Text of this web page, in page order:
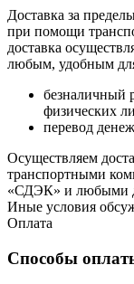
Доставка за
при помощи
доставка
любым, удобным
безналичный
физических
перевод
Осуществляем
транспортными
«СДЭК» и любыми
Иные условия
Оплата
Способы